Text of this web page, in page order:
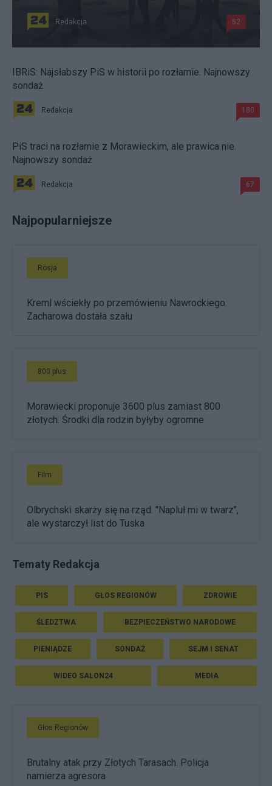
Redakcja 52
IBRiS: Najsłabszy PiS w historii po rozłamie. Najnowszy
sondaż
Redakcja 180
PiS traci na rozłamie z Morawieckim, ale prawica nie.
Najnowszy sondaż
Redakcja 67
Najpopularniejsze
Rosja
Kreml wściekły po przemówieniu Nawrockiego.
Zacharowa dostała szału
800 plus
Morawiecki proponuje 3600 plus zamiast 800
złotych. Środki dla rodzin byłyby ogromne
Film
Olbrychski skarży się na rząd. "Napluł mi w twarz",
ale wystarczył list do Tuska
Tematy Redakcja
PIS GŁOS REGIONÓW ZDROWIE
ŚLEDZTWA BEZPIECZEŃSTWO NARODOWE
PIENIĄDZE SONDAŻ SEJM I SENAT
WIDEO SALON24 MEDIA
Głos Regionów
Brutalny atak przy Złotych Tarasach. Policja
namierza agresora